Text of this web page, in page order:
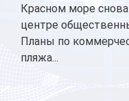
Красном море снова
центре
Планы по
пляжа...